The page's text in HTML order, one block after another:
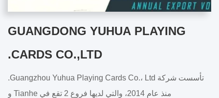
GUANGDONG YUHUA PLAYING
CARDS CO.,LTD.
تأسست شركة Guangzhou Yuhua Playing Cards Co.، Ltd.
منذ عام 2014، والتي لديها فروع 2 تقع في Tianhe و